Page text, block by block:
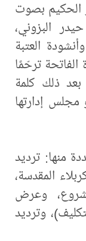
الحكيم بصوت
البزوني،
العتبة
ترحّمًا
ذلك كلمة
مجلس إدارتها
منها: ترديد
المقدسة،
وعرض
وترديد